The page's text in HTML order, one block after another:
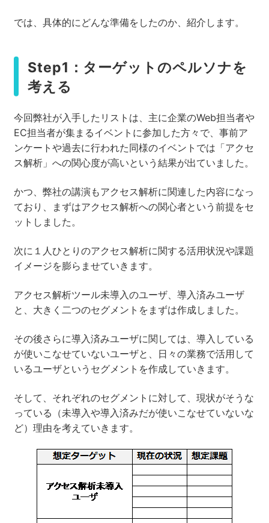
では、具体的にどんな準備をしたのか、紹介します。
Step1：ターゲットのペルソナを
考える
今回弊社が入手したリストは、主に企業のWeb担当者や
EC担当者が集まるイベントに参加した方々で、事前ア
ンケートや過去に行われた同様のイベントでは「アクセ
ス解析」への関心度が高いという結果が出ていました。
かつ、弊社の講演もアクセス解析に関連した内容になっ
ており、まずはアクセス解析への関心者という前提をセ
ットしました。
次に１人ひとりのアクセス解析に関する活用状況や課題
イメージを膨らませていきます。
アクセス解析ツール未導入のユーザ、導入済みユーザ
と、大きく二つのセグメントをまずは作成しました。
その後さらに導入済みユーザに関しては、導入している
が使いこなせていないユーザと、日々の業務で活用して
いるユーザというセグメントを作成していきます。
そして、それぞれのセグメントに対して、現状がそうな
っている（未導入や導入済みだが使いこなせていないな
ど）理由を考えていきます。